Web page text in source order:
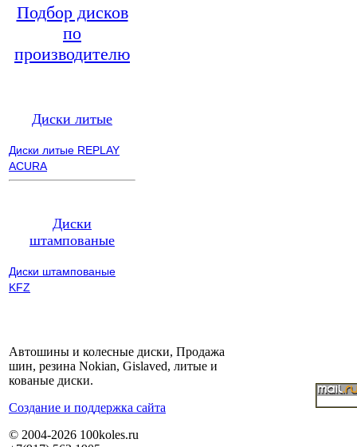
Подбор дисков
по
производителю
Диски литые
Диски литые REPLAY
ACURA
Диски
штампованые
Диски штампованые
KFZ
Автошины и колесные диски, Продажа
шин, резина Nokian, Gislaved, литые и
кованые диски.
Cоздание и поддержка сайта
© 2004-2026 100koles.ru